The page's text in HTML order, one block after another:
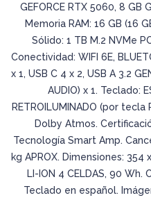
GEFORCE RTX 5060, 8 GB
Memoria RAM: 16 GB (16
Sólido: 1 TB M.2 NVMe
Conectividad: WIFI 6E,
x 1, USB C 4 x 2, USB A 3.2
AUDIO) x 1. Teclado:
RETROILUMINADO (por
Dolby Atmos.
Tecnología Smart Amp.
kg APROX. Dimensiones: 354
LI-ION 4 CELDAS, 90 Wh.
Teclado en español.